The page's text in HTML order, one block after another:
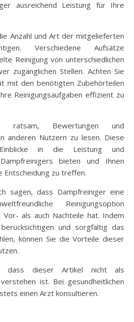
ausreichend Leistung für Ihre
Anzahl und Art der mitgelieferten
Verschiedene Aufsätze
Reinigung von unterschiedlichen
zugänglichen Stellen. Achten Sie
mit den benötigten Zubehörteilen
Reinigungsaufgaben effizient zu
ratsam, Bewertungen und
anderen Nutzern zu lesen. Diese
in die Leistung und
bieten und Ihnen
Entscheidung zu treffen.
sagen, dass Dampfreiniger eine
Reinigungsoption
als auch Nachteile hat. Indem
und sorgfältig das
können Sie die Vorteile dieser
dass dieser Artikel nicht als
ist. Bei gesundheitlichen
einen Arzt konsultieren.